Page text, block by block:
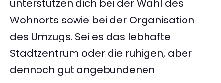
unterstützen dich bei der Wahl des
Wohnorts sowie bei der Organisation
des Umzugs. Sei es das lebhafte
Stadtzentrum oder die ruhigen, aber
dennoch gut angebundenen